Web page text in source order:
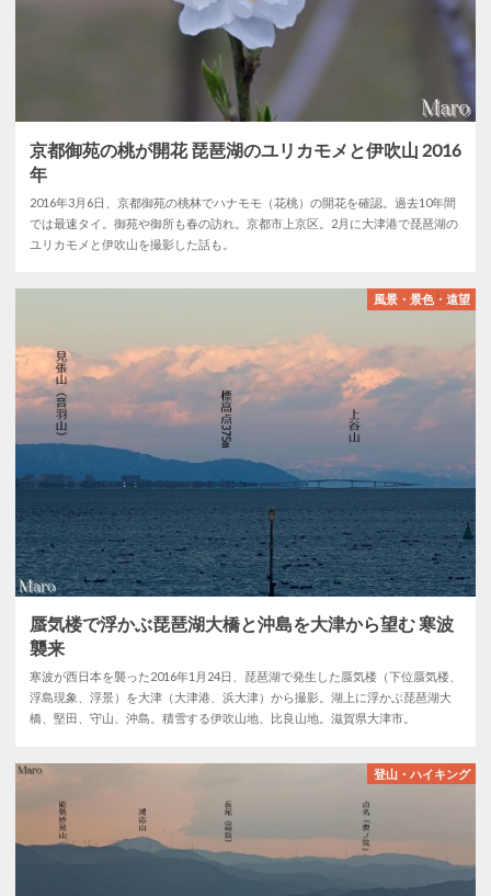
京都御苑の桃が開花 琵琶湖のユリカモメと伊吹山 2016
年
2016年3月6日、京都御苑の桃林でハナモモ（花桃）の開花を確認。過去10年間
では最速タイ。御苑や御所も春の訪れ。京都市上京区。2月に大津港で琵琶湖の
ユリカモメと伊吹山を撮影した話も。
風景・景色・遠望
蜃気楼で浮かぶ琵琶湖大橋と沖島を大津から望む 寒波
襲来
寒波が西日本を襲った2016年1月24日、琵琶湖で発生した蜃気楼（下位蜃気楼、
浮島現象、浮景）を大津（大津港、浜大津）から撮影。湖上に浮かぶ琵琶湖大
橋、堅田、守山、沖島。積雪する伊吹山地、比良山地。滋賀県大津市。
登山・ハイキング